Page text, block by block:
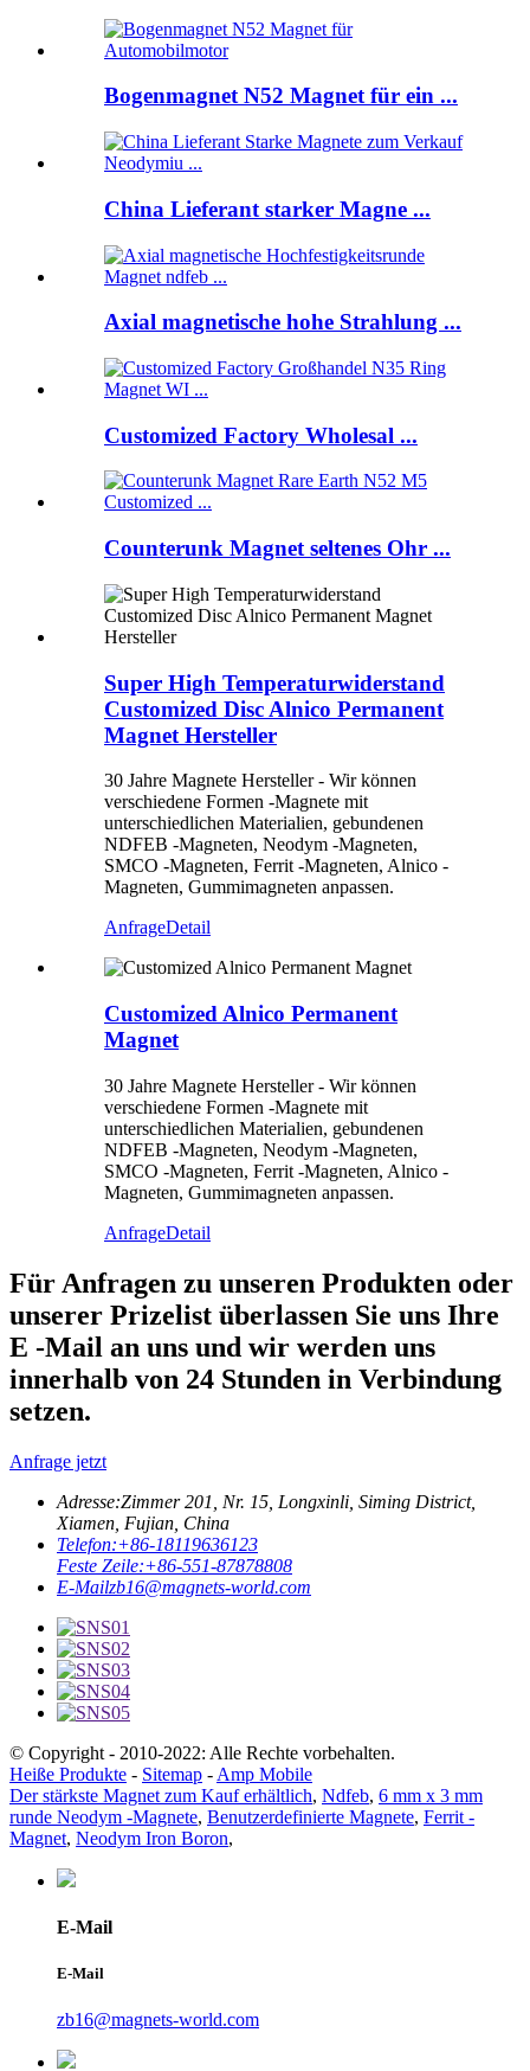
Bogenmagnet N52 Magnet für ein ...
China Lieferant starker Magne ...
Axial magnetische hohe Strahlung ...
Customized Factory Wholesal ...
Counterunk Magnet seltenes Ohr ...
Super High Temperaturwiderstand
Customized Disc Alnico Permanent
Magnet Hersteller
30 Jahre Magnete Hersteller - Wir können
verschiedene Formen -Magnete mit
unterschiedlichen Materialien, gebundenen
NDFEB -Magneten, Neodym -Magneten,
SMCO -Magneten, Ferrit -Magneten, Alnico -
Magneten, Gummimagneten anpassen.
AnfrageDetail
Customized Alnico Permanent
Magnet
30 Jahre Magnete Hersteller - Wir können
verschiedene Formen -Magnete mit
unterschiedlichen Materialien, gebundenen
NDFEB -Magneten, Neodym -Magneten,
SMCO -Magneten, Ferrit -Magneten, Alnico -
Magneten, Gummimagneten anpassen.
AnfrageDetail
Für Anfragen zu unseren Produkten oder
unserer Prizelist überlassen Sie uns Ihre
E -Mail an uns und wir werden uns
innerhalb von 24 Stunden in Verbindung
setzen.
Anfrage jetzt
Adresse:Zimmer 201, Nr. 15, Longxinli, Siming District,
Xiamen, Fujian, China
Telefon:+86-18119636123
Feste Zeile:+86-551-87878808
E-Mailzb16@magnets-world.com
© Copyright - 2010-2022: Alle Rechte vorbehalten.
Heiße Produkte - Sitemap - Amp Mobile
Der stärkste Magnet zum Kauf erhältlich, Ndfeb, 6 mm x 3 mm
runde Neodym -Magnete, Benutzerdefinierte Magnete, Ferrit -
Magnet, Neodym Iron Boron,
E-Mail
E-Mail
zb16@magnets-world.com